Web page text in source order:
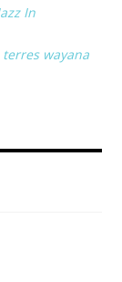
In
terres wayana